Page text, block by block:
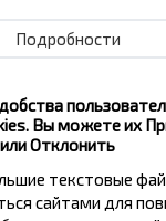
акции,
новостей
дешевле!
Подробности
Вы можете их
Отклонить
текстовые
сайтами для